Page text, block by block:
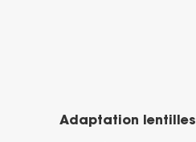
Adaptation lentilles